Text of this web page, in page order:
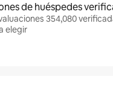
de huéspedes
354,080
elegir